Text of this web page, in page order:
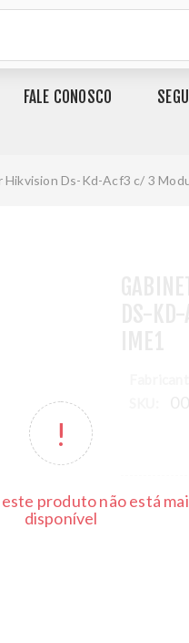
FALE CONOSCO
Ds-Kd-Acf3 c/ 3
produto não está
disponível